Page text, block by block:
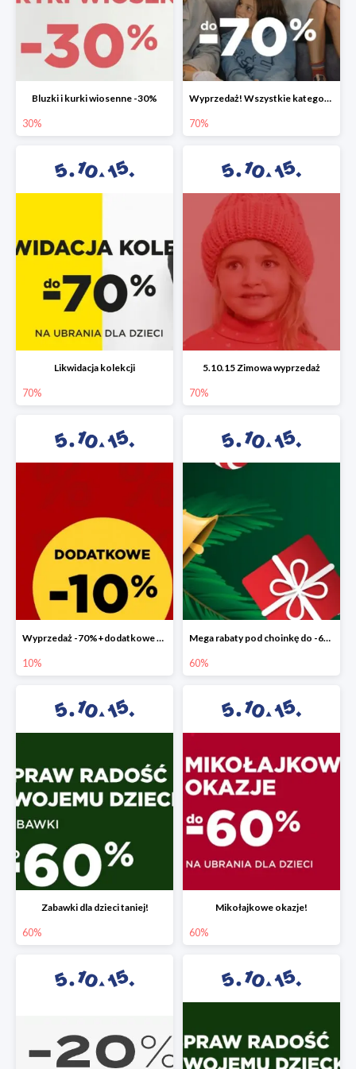
Bluzki i kurki wiosenne -30%
30%
Wyprzedaż! Wszystkie kategorie do -70%
70%
Likwidacja kolekcji
70%
5.10.15 Zimowa wyprzedaż
70%
Wyprzedaż -70%+dodatkowe 10%
10%
Mega rabaty pod choinkę do -60%
60%
Zabawki dla dzieci taniej!
60%
Mikołajkowe okazje!
60%